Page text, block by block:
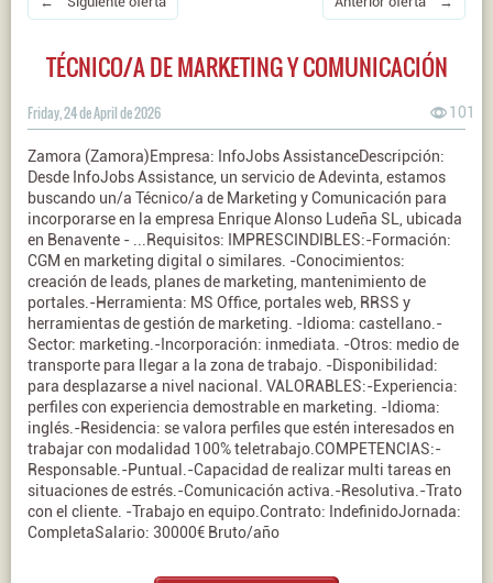
TÉCNICO/A DE MARKETING Y COMUNICACIÓN
Friday, 24 de April de 2026 101
Zamora (Zamora)Empresa: InfoJobs AssistanceDescripción:
Desde InfoJobs Assistance, un servicio de Adevinta, estamos
buscando un/a Técnico/a de Marketing y Comunicación para
incorporarse en la empresa Enrique Alonso Ludeña SL, ubicada
en Benavente - ...Requisitos: IMPRESCINDIBLES:-Formación:
CGM en marketing digital o similares. -Conocimientos:
creación de leads, planes de marketing, mantenimiento de
portales.-Herramienta: MS Office, portales web, RRSS y
herramientas de gestión de marketing. -Idioma: castellano.-
Sector: marketing.-Incorporación: inmediata. -Otros: medio de
transporte para llegar a la zona de trabajo. -Disponibilidad:
para desplazarse a nivel nacional. VALORABLES:-Experiencia:
perfiles con experiencia demostrable en marketing. -Idioma:
inglés.-Residencia: se valora perfiles que estén interesados en
trabajar con modalidad 100% teletrabajo.COMPETENCIAS:-
Responsable.-Puntual.-Capacidad de realizar multi tareas en
situaciones de estrés.-Comunicación activa.-Resolutiva.-Trato
con el cliente. -Trabajo en equipo.Contrato: IndefinidoJornada:
CompletaSalario: 30000€ Bruto/año